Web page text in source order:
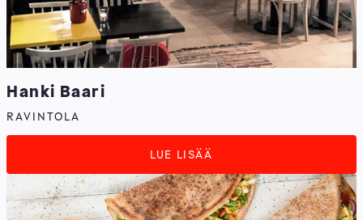
Hanki Baari
RAVINTOLA
LUE LISÄÄ